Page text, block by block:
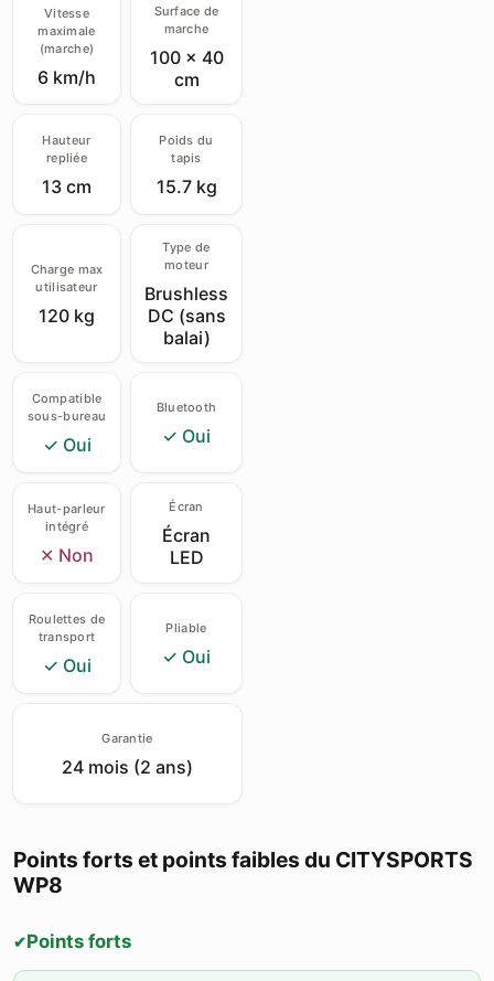
Vitesse
maximale
(marche)
6 km/h
Surface de
marche
100 × 40
cm
Hauteur
repliée
13 cm
Poids du
tapis
15.7 kg
Charge max
utilisateur
120 kg
Type de
moteur
Brushless
DC (sans
balai)
Compatible
sous-bureau
✓ Oui
Bluetooth
✓ Oui
Haut-parleur
intégré
✕ Non
Écran
Écran
LED
Roulettes de
transport
✓ Oui
Pliable
✓ Oui
Garantie
24 mois (2 ans)
Points forts et points faibles du CITYSPORTS
WP8
✔Points forts